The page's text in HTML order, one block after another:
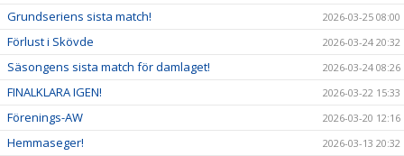
Grundseriens sista match! 2026-03-25 08:00
Förlust i Skövde 2026-03-24 20:32
Säsongens sista match för damlaget! 2026-03-24 08:26
FINALKLARA IGEN! 2026-03-22 15:33
Förenings-AW 2026-03-20 12:16
Hemmaseger! 2026-03-13 20:32